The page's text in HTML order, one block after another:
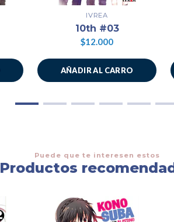
IVREA
10th #03
$12.000
AÑADIR AL CARRO
Puede que te interesen estos
Productos